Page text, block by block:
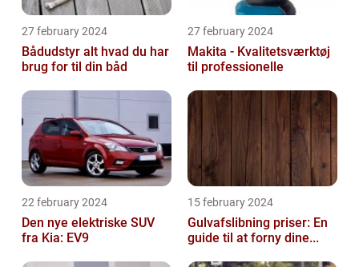
27 february 2024
Bådudstyr alt hvad du har
brug for til din båd
27 february 2024
Makita - Kvalitetsværktøj
til professionelle
22 february 2024
Den nye elektriske SUV
fra Kia: EV9
15 february 2024
Gulvafslibning priser: En
guide til at forny dine...